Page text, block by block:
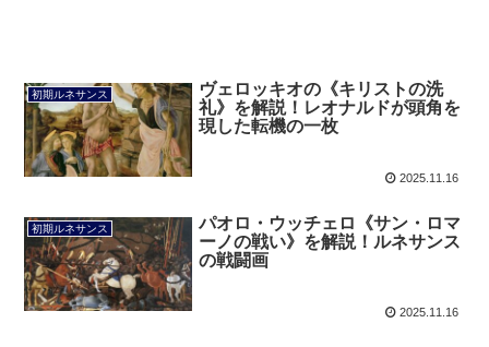
初期ルネサンス
ヴェロッキオの《キリストの洗
礼》を解説！レオナルドが頭角を
現した転機の一枚
2025.11.16
初期ルネサンス
パオロ・ウッチェロ《サン・ロマ
ーノの戦い》を解説！ルネサンス
の戦闘画
2025.11.16